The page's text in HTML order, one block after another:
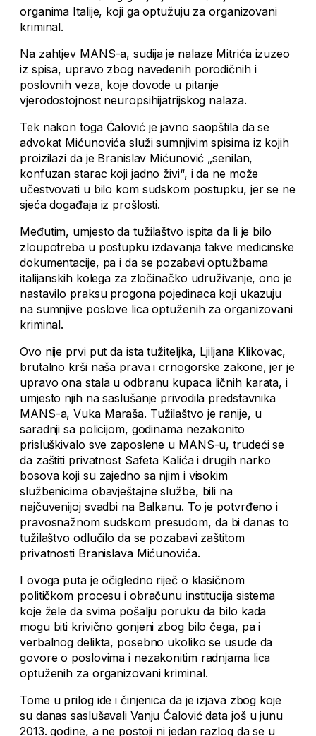
organima Italije, koji ga optužuju za organizovani
kriminal.
Na zahtjev MANS-a, sudija je nalaze Mitrića izuzeo
iz spisa, upravo zbog navedenih porodičnih i
poslovnih veza, koje dovode u pitanje
vjerodostojnost neuropsihijatrijskog nalaza.
Tek nakon toga Ćalović je javno saopštila da se
advokat Mićunovića služi sumnjivim spisima iz kojih
proizilazi da je Branislav Mićunović „senilan,
konfuzan starac koji jadno živi“, i da ne može
učestvovati u bilo kom sudskom postupku, jer se ne
sjeća događaja iz prošlosti.
Međutim, umjesto da tužilaštvo ispita da li je bilo
zloupotreba u postupku izdavanja takve medicinske
dokumentacije, pa i da se pozabavi optužbama
italijanskih kolega za zločinačko udruživanje, ono je
nastavilo praksu progona pojedinaca koji ukazuju
na sumnjive poslove lica optuženih za organizovani
kriminal.
Ovo nije prvi put da ista tužiteljka, Ljiljana Klikovac,
brutalno krši naša prava i crnogorske zakone, jer je
upravo ona stala u odbranu kupaca ličnih karata, i
umjesto njih na saslušanje privodila predstavnika
MANS-a, Vuka Maraša. Tužilaštvo je ranije, u
saradnji sa policijom, godinama nezakonito
prisluškivalo sve zaposlene u MANS-u, trudeći se
da zaštiti privatnost Safeta Kalića i drugih narko
bosova koji su zajedno sa njim i visokim
službenicima obavještajne službe, bili na
najčuvenijoj svadbi na Balkanu. To je potvrđeno i
pravosnažnom sudskom presudom, da bi danas to
tužilaštvo odlučilo da se pozabavi zaštitom
privatnosti Branislava Mićunovića.
I ovoga puta je očigledno riječ o klasičnom
političkom procesu i obračunu institucija sistema
koje žele da svima pošalju poruku da bilo kada
mogu biti krivično gonjeni zbog bilo čega, pa i
verbalnog delikta, posebno ukoliko se usude da
govore o poslovima i nezakonitim radnjama lica
optuženih za organizovani kriminal.
Tome u prilog ide i činjenica da je izjava zbog koje
su danas saslušavali Vanju Ćalović data još u junu
2013. godine, a ne postoji ni jedan razlog da se u